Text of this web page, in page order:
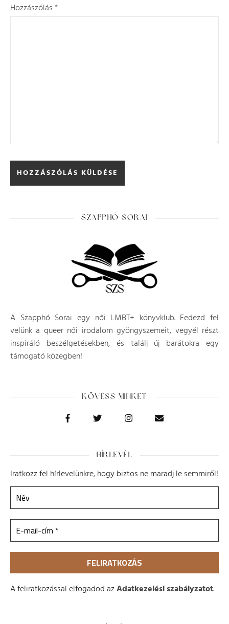
Hozzászólás*
SZAPPHÓ SORAI
A Szapphó Sorai egy női LMBT+ könyvklub. Fedezd fel
velünk a queer női irodalom gyöngyszemeit, vegyél részt
inspiráló beszélgetésekben, és találj új barátokra egy
támogató közegben!
KÖVESS MINKET
HÍRLEVÉL
Iratkozz fel hírlevelünkre, hogy biztos ne maradj le semmiről!
A feliratkozással elfogadod azAdatkezelési szabályzatot.